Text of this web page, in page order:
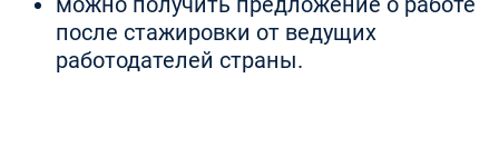
после стажировки от ведущих
работодателей страны.